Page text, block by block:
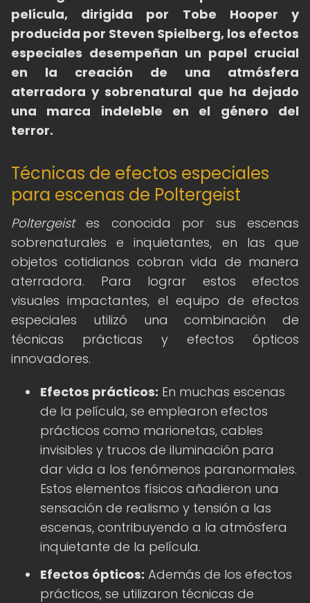
película, dirigida por Tobe Hooper y
producida por Steven Spielberg, los efectos
especiales desempeñan un papel crucial
en la creación de una atmósfera
aterradora y sobrenatural que ha dejado
una marca indeleble en el género del
terror.
Técnicas de efectos especiales
para escenas de Poltergeist
Poltergeistes conocida por sus escenas
sobrenaturales e inquietantes, en las que
objetos cotidianos cobran vida de manera
aterradora. Para lograr estos efectos
visuales impactantes, el equipo de efectos
especiales utilizó una combinación de
técnicas prácticas y efectos ópticos
innovadores.
Efectos prácticos: En muchas escenas
de la película, se emplearon efectos
prácticos como marionetas, cables
invisibles y trucos de iluminación para
dar vida a los fenómenos paranormales.
Estos elementos físicos añadieron una
sensación de realismo y tensión a las
escenas, contribuyendo a la atmósfera
inquietante de la película.
Efectos ópticos: Además de los efectos
prácticos, se utilizaron técnicas de